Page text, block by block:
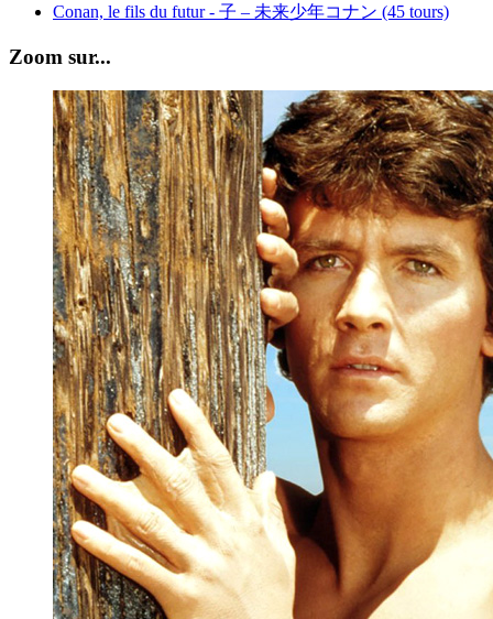
Conan, le fils du futur - 子 – 未来少年コナン (45 tours)
Zoom sur...